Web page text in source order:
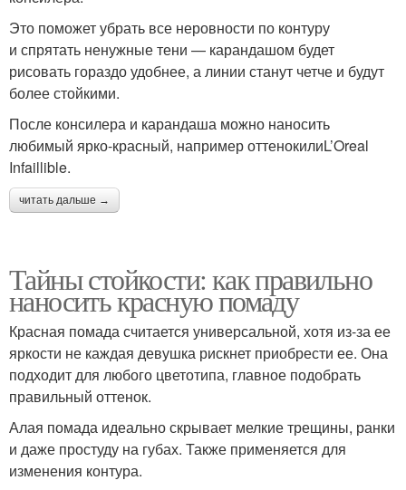
Это поможет убрать все неровности по контуру
и спрятать ненужные тени — карандашом будет
рисовать гораздо удобнее, а линии станут четче и будут
более стойкими.
После консилера и карандаша можно наносить
любимый ярко-красный, например оттенокилиL’Oreal
Infaillible.
читать дальше →
Тайны стойкости: как правильно
наносить красную помаду
Красная помада считается универсальной, хотя из-за ее
яркости не каждая девушка рискнет приобрести ее. Она
подходит для любого цветотипа, главное подобрать
правильный оттенок.
Алая помада идеально скрывает мелкие трещины, ранки
и даже простуду на губах. Также применяется для
изменения контура.